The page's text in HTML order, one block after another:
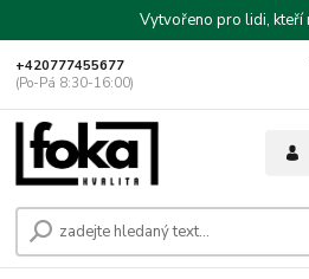
Vytvořeno pro lidi, kteří
+420777455677
(Po-Pá 8:30-16:00)